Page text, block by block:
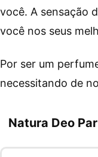
você. A sensação
você nos seus
Por ser um
necessitando de
Natura Deo